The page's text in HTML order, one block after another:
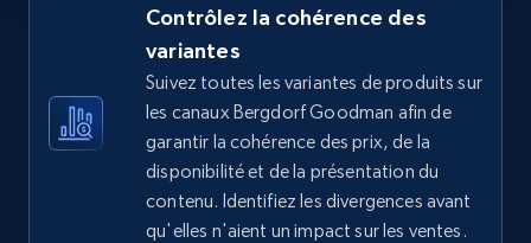
TikTok Shop - Collect TikTok shop products
by keywords search
URL, Title, Available, Description, Currency, Initial
price, Final price, Discount percent, and more.
Contrôlez la cohérence des
variantes
Suivez toutes les variantes de produits sur
les canaux Bergdorf Goodman afin de
garantir la cohérence des prix, de la
disponibilité et de la présentation du
contenu. Identifiez les divergences avant
qu'elles n'aient un impact sur les ventes.